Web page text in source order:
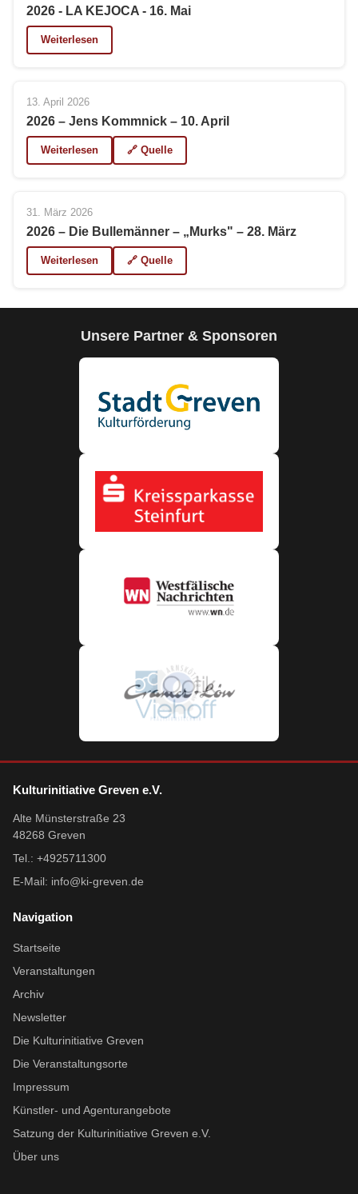
2026 - LA KEJOCA - 16. Mai
Weiterlesen
13. April 2026
2026 – Jens Kommnick – 10. April
Weiterlesen 🔗 Quelle
31. März 2026
2026 – Die Bullemänner – „Murks" – 28. März
Weiterlesen 🔗 Quelle
Unsere Partner & Sponsoren
Kulturinitiative Greven e.V.
Alte Münsterstraße 23
48268 Greven
Tel.: +4925711300
E-Mail: info@ki-greven.de
Navigation
Startseite
Veranstaltungen
Archiv
Newsletter
Die Kulturinitiative Greven
Die Veranstaltungsorte
Impressum
Künstler- und Agenturangebote
Satzung der Kulturinitiative Greven e.V.
Über uns